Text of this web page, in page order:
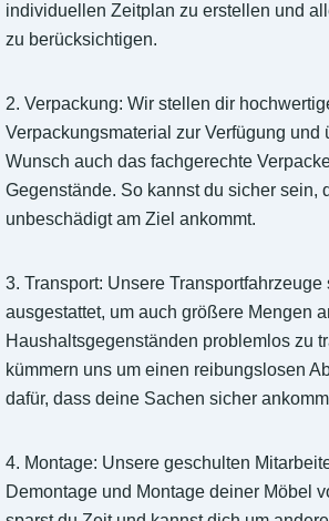
individuellen Zeitplan zu erstellen und
zu berücksichtigen.
2. Verpackung: Wir stellen dir
Verpackungsmaterial zur Verfügung und
Wunsch auch das fachgerechte
Gegenstände. So kannst du sicher sein,
unbeschädigt am Ziel ankommt.
3. Transport: Unsere Transportfahrzeuge
ausgestattet, um auch größere Mengen
Haushaltsgegenständen problemlos zu
kümmern uns um einen reibungslosen
dafür, dass deine Sachen sicher
4. Montage: Unsere geschulten
Demontage und Montage deiner Möbel